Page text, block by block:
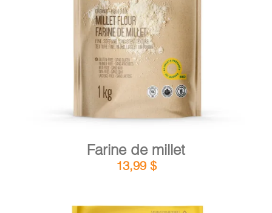
AJOUTER AU PANIER / DÉTAILS
Farine de millet
13,99 $